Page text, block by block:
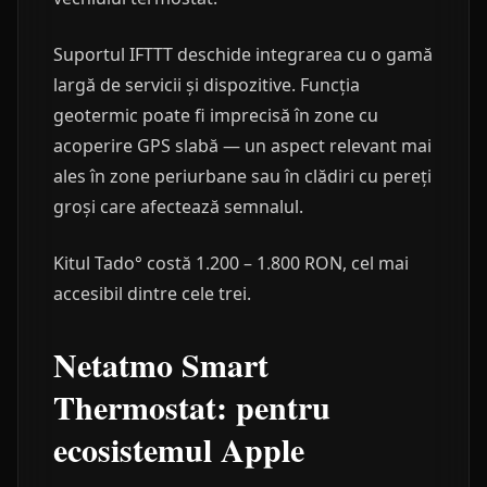
Suportul IFTTT deschide integrarea cu o gamă
largă de servicii și dispozitive. Funcția
geotermic poate fi imprecisă în zone cu
acoperire GPS slabă — un aspect relevant mai
ales în zone periurbane sau în clădiri cu pereți
groși care afectează semnalul.
Kitul Tado° costă 1.200 – 1.800 RON, cel mai
accesibil dintre cele trei.
Netatmo Smart
Thermostat: pentru
ecosistemul Apple